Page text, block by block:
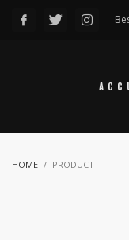
HOME PRODUCT